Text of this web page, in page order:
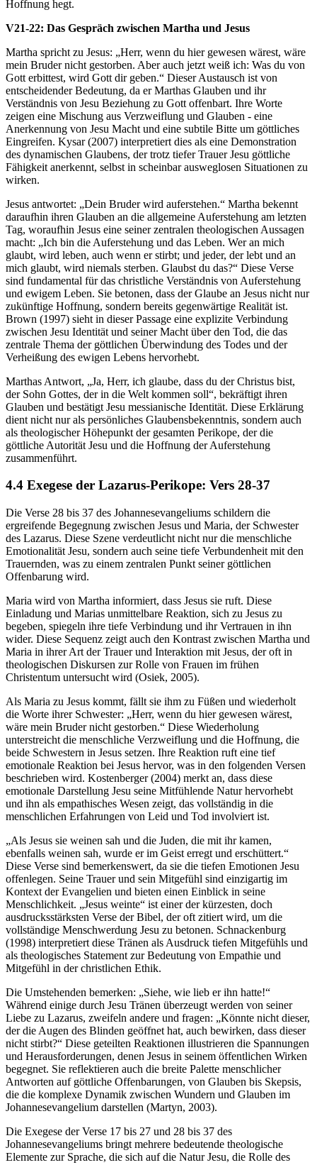
Hoffnung hegt.
V21-22: Das Gespräch zwischen Martha und Jesus
Martha spricht zu Jesus: „Herr, wenn du hier gewesen wärest, wäre
mein Bruder nicht gestorben. Aber auch jetzt weiß ich: Was du von
Gott erbittest, wird Gott dir geben.“ Dieser Austausch ist von
entscheidender Bedeutung, da er Marthas Glauben und ihr
Verständnis von Jesu Beziehung zu Gott offenbart. Ihre Worte
zeigen eine Mischung aus Verzweiflung und Glauben - eine
Anerkennung von Jesu Macht und eine subtile Bitte um göttliches
Eingreifen. Kysar (2007) interpretiert dies als eine Demonstration
des dynamischen Glaubens, der trotz tiefer Trauer Jesu göttliche
Fähigkeit anerkennt, selbst in scheinbar ausweglosen Situationen zu
wirken.
Jesus antwortet: „Dein Bruder wird auferstehen.“ Martha bekennt
daraufhin ihren Glauben an die allgemeine Auferstehung am letzten
Tag, woraufhin Jesus eine seiner zentralen theologischen Aussagen
macht: „Ich bin die Auferstehung und das Leben. Wer an mich
glaubt, wird leben, auch wenn er stirbt; und jeder, der lebt und an
mich glaubt, wird niemals sterben. Glaubst du das?“ Diese Verse
sind fundamental für das christliche Verständnis von Auferstehung
und ewigem Leben. Sie betonen, dass der Glaube an Jesus nicht nur
zukünftige Hoffnung, sondern bereits gegenwärtige Realität ist.
Brown (1997) sieht in dieser Passage eine explizite Verbindung
zwischen Jesu Identität und seiner Macht über den Tod, die das
zentrale Thema der göttlichen Überwindung des Todes und der
Verheißung des ewigen Lebens hervorhebt.
Marthas Antwort, „Ja, Herr, ich glaube, dass du der Christus bist,
der Sohn Gottes, der in die Welt kommen soll“, bekräftigt ihren
Glauben und bestätigt Jesu messianische Identität. Diese Erklärung
dient nicht nur als persönliches Glaubensbekenntnis, sondern auch
als theologischer Höhepunkt der gesamten Perikope, der die
göttliche Autorität Jesu und die Hoffnung der Auferstehung
zusammenführt.
4.4 Exegese der Lazarus-Perikope: Vers 28-37
Die Verse 28 bis 37 des Johannesevangeliums schildern die
ergreifende Begegnung zwischen Jesus und Maria, der Schwester
des Lazarus. Diese Szene verdeutlicht nicht nur die menschliche
Emotionalität Jesu, sondern auch seine tiefe Verbundenheit mit den
Trauernden, was zu einem zentralen Punkt seiner göttlichen
Offenbarung wird.
Maria wird von Martha informiert, dass Jesus sie ruft. Diese
Einladung und Marias unmittelbare Reaktion, sich zu Jesus zu
begeben, spiegeln ihre tiefe Verbindung und ihr Vertrauen in ihn
wider. Diese Sequenz zeigt auch den Kontrast zwischen Martha und
Maria in ihrer Art der Trauer und Interaktion mit Jesus, der oft in
theologischen Diskursen zur Rolle von Frauen im frühen
Christentum untersucht wird (Osiek, 2005).
Als Maria zu Jesus kommt, fällt sie ihm zu Füßen und wiederholt
die Worte ihrer Schwester: „Herr, wenn du hier gewesen wärest,
wäre mein Bruder nicht gestorben.“ Diese Wiederholung
unterstreicht die menschliche Verzweiflung und die Hoffnung, die
beide Schwestern in Jesus setzen. Ihre Reaktion ruft eine tief
emotionale Reaktion bei Jesus hervor, was in den folgenden Versen
beschrieben wird. Kostenberger (2004) merkt an, dass diese
emotionale Darstellung Jesu seine Mitfühlende Natur hervorhebt
und ihn als empathisches Wesen zeigt, das vollständig in die
menschlichen Erfahrungen von Leid und Tod involviert ist.
„Als Jesus sie weinen sah und die Juden, die mit ihr kamen,
ebenfalls weinen sah, wurde er im Geist erregt und erschüttert.“
Diese Verse sind bemerkenswert, da sie die tiefen Emotionen Jesu
offenlegen. Seine Trauer und sein Mitgefühl sind einzigartig im
Kontext der Evangelien und bieten einen Einblick in seine
Menschlichkeit. „Jesus weinte“ ist einer der kürzesten, doch
ausdrucksstärksten Verse der Bibel, der oft zitiert wird, um die
vollständige Menschwerdung Jesu zu betonen. Schnackenburg
(1998) interpretiert diese Tränen als Ausdruck tiefen Mitgefühls und
als theologisches Statement zur Bedeutung von Empathie und
Mitgefühl in der christlichen Ethik.
Die Umstehenden bemerken: „Siehe, wie lieb er ihn hatte!“
Während einige durch Jesu Tränen überzeugt werden von seiner
Liebe zu Lazarus, zweifeln andere und fragen: „Könnte nicht dieser,
der die Augen des Blinden geöffnet hat, auch bewirken, dass dieser
nicht stirbt?“ Diese geteilten Reaktionen illustrieren die Spannungen
und Herausforderungen, denen Jesus in seinem öffentlichen Wirken
begegnet. Sie reflektieren auch die breite Palette menschlicher
Antworten auf göttliche Offenbarungen, von Glauben bis Skepsis,
die die komplexe Dynamik zwischen Wundern und Glauben im
Johannesevangelium darstellen (Martyn, 2003).
Die Exegese der Verse 17 bis 27 und 28 bis 37 des
Johannesevangeliums bringt mehrere bedeutende theologische
Elemente zur Sprache, die sich auf die Natur Jesu, die Rolle des